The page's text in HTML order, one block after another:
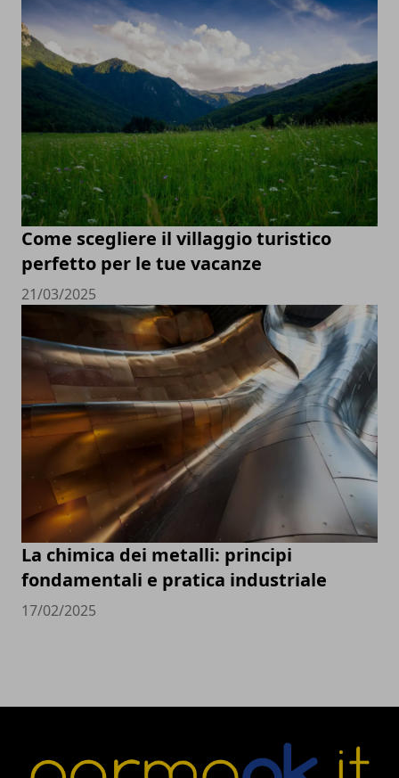
Come scegliere il villaggio turistico
perfetto per le tue vacanze
21/03/2025
La chimica dei metalli: principi
fondamentali e pratica industriale
17/02/2025